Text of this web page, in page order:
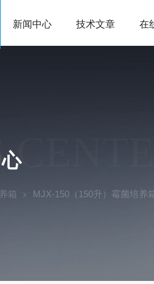
新闻中心 技术文章 在
箱 MJX-150（150升）霉菌培养